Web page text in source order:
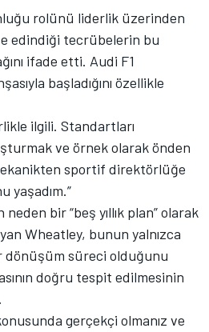
rolünü liderlik üzerinden
edindiği tecrübelerin bu
ifade etti. Audi F1
başladığını özellikle
ilgili. Standartları
ve örnek olarak önden
sportif direktörlüğe
yaşadım.”
bir “beş yıllık plan” olarak
Wheatley, bunun yalnızca
dönüşüm süreci olduğunu
doğru tespit edilmesinin
gerçekçi olmanız ve